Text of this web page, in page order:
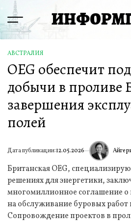
Перейти
содержимому
Menu
ОПУБЛИКОВАНО
В
АВСТРАЛИЯ
OEG обеспечит
добычи в проливе
завершения
полей
Дата публикации:12.05.2026 ИА
Британская OEG,
решениях для энергетики,
многомиллионное соглашение о
на обслуживание буровых
Сопровождение проектов в